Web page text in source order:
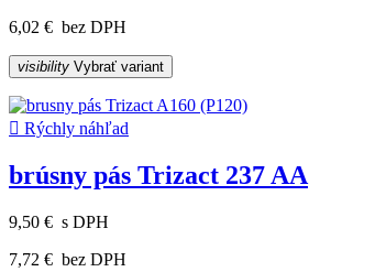
6,02 € bez DPH
visibility Vybrať variant
 Rýchly náhľad
brúsny pás Trizact 237 AA
9,50 € s DPH
7,72 € bez DPH